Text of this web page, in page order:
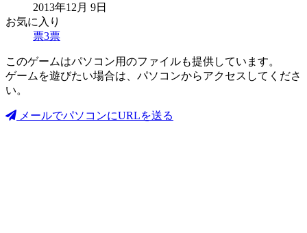
2013年12月 9日
お気に入り
票3票
このゲームはパソコン用のファイルも提供しています。
ゲームを遊びたい場合は、パソコンからアクセスしてくださ
い。
メールでパソコンにURLを送る